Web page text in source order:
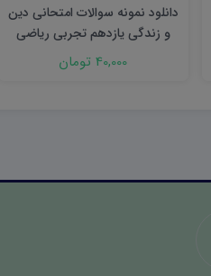
دانلود نمونه سوالات امتحانی دین
و زندگی یازدهم تجربی ریاضی
نوبت اول ۱۴۰۳ word
40,000 تومان